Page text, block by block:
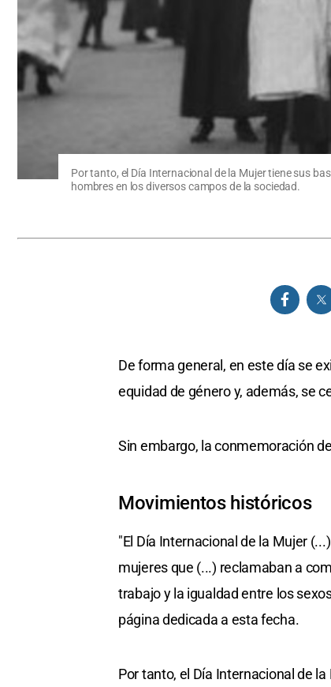
Por tanto, el Día Internacional de la Mujer tiene sus
hombres en los diversos campos de la sociedad.
De forma general, en este día se
equidad de género y, además, se
Sin embargo, la conmemoración
Movimientos históricos
"El Día Internacional de la Mujer
mujeres que (...) reclamaban a
trabajo y la igualdad entre los
página dedicada a esta fecha.
Por tanto, el Día Internacional de